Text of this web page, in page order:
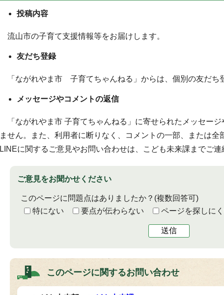
投稿内容
流山市の子育て支援情報等をお届けします。
友だち登録
「ながれやま市 子育てちゃんねる」からは、個別の友だち
メッセージやコメントの返信
「ながれやま市 子育てちゃんねる」に寄せられたメッセージ
ません。また、利用者に断りなく、コメントの一部、または全
LINEに関するご意見やお問い合わせは、こども未来課までご連
ご意見をお聞かせください
このページに問題点はありましたか？ (複数回答可)
特にない
要点が伝わらない ページを探しに
送信
このページに関するお問い合わせ